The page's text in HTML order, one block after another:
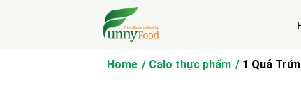
Home Calo thực phẩm 1 Quả